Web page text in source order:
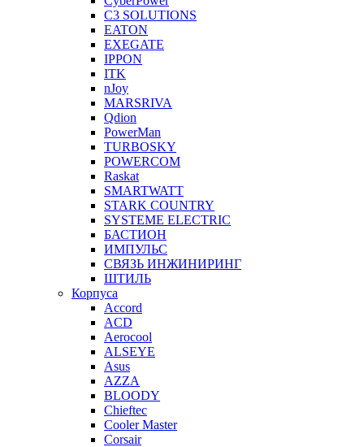
C3 SOLUTIONS
EATON
EXEGATE
IPPON
ITK
nJoy
MARSRIVA
Qdion
PowerMan
TURBOSKY
POWERCOM
Raskat
SMARTWATT
STARK COUNTRY
SYSTEME ELECTRIC
БАСТИОН
ИМПУЛЬС
СВЯЗЬ ИНЖИНИРИНГ
ШТИЛЬ
Корпуса
Accord
ACD
Aerocool
ALSEYE
Asus
AZZA
BLOODY
Chieftec
Cooler Master
Corsair